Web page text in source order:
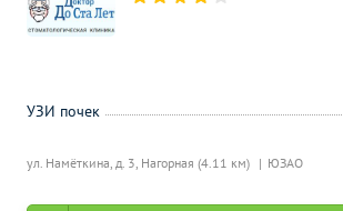
ул. Намёткина, д. 3, Нагорная (4.11 км) ЮЗАО
УЗИ почек